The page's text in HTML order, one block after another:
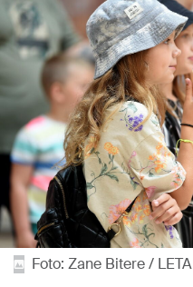
Foto: Zane Bitere / LETA